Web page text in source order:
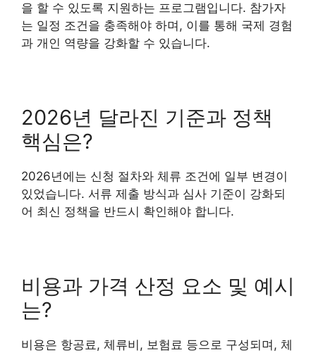
을 할 수 있도록 지원하는 프로그램입니다. 참가자
는 일정 조건을 충족해야 하며, 이를 통해 국제 경험
과 개인 역량을 강화할 수 있습니다.
2026년 달라진 기준과 정책
핵심은?
2026년에는 신청 절차와 체류 조건에 일부 변경이
있었습니다. 서류 제출 방식과 심사 기준이 강화되
어 최신 정책을 반드시 확인해야 합니다.
비용과 가격 산정 요소 및 예시
는?
비용은 항공료, 체류비, 보험료 등으로 구성되며, 체